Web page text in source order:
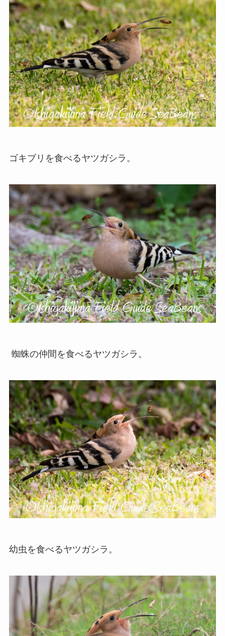
ゴキブリを食べるヤツガシラ。
蜘蛛の仲間を食べるヤツガシラ。
幼虫を食べるヤツガシラ。